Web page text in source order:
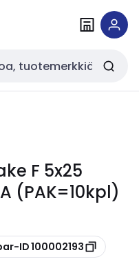
F 5x25
(PAK=10kpl)
ID 100002193